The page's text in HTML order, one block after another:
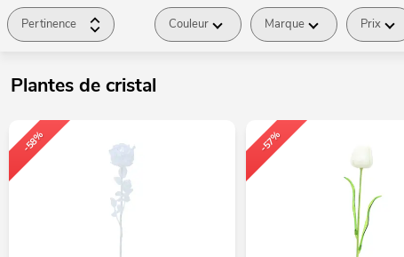
Pertinence Couleur Marque Prix
Plantes de cristal
-58% -57%